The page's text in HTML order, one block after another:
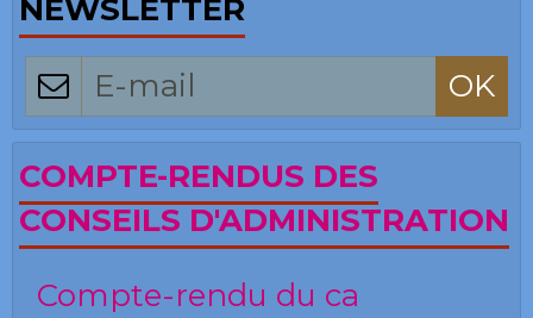
NEWSLETTER
OK
COMPTE-RENDUS DES
CONSEILS D'ADMINISTRATION
Compte-rendu du ca